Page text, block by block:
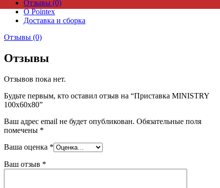
Отзывы (0)
О Pointex
Доставка и сборка
Отзывы (0)
Отзывы
Отзывов пока нет.
Будьте первым, кто оставил отзыв на “Приставка MINISTRY
100x60x80”
Ваш адрес email не будет опубликован. Обязательные поля
помечены *
Ваша оценка *
Ваш отзыв *